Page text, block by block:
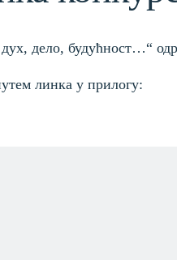
дело, будућност…“
линка у прилогу: